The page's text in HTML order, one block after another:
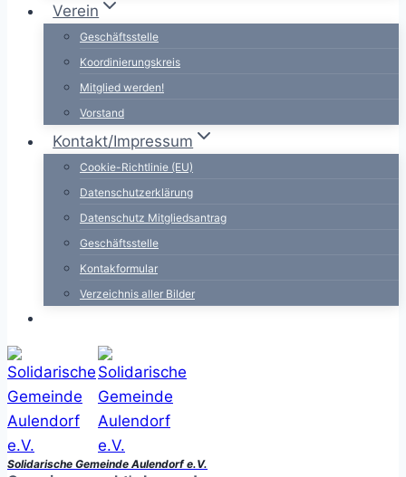
Verein
Geschäftsstelle
Koordinierungskreis
Mitglied werden!
Vorstand
Kontakt/Impressum
Cookie-Richtlinie (EU)
Datenschutzerklärung
Datenschutz Mitgliedsantrag
Geschäftsstelle
Kontakformular
Verzeichnis aller Bilder
Solidarische Gemeinde Aulendorf e.V.